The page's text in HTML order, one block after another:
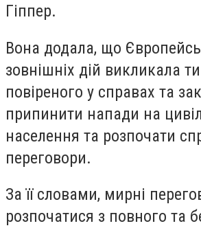
Гіппер.
Вона додала, що
зовнішніх дій викликала
повіреного у справах та
припинити напади на
населення та розпочати
переговори.
За її словами, мирні
розпочатися з повного та